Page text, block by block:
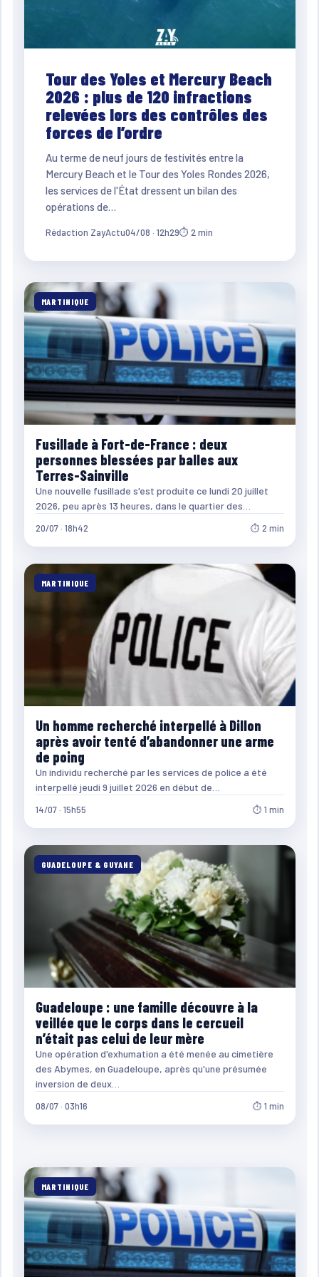
Tour des Yoles et Mercury Beach
2026 : plus de 120 infractions
relevées lors des contrôles des
forces de l’ordre
Au terme de neuf jours de festivités entre la
Mercury Beach et le Tour des Yoles Rondes 2026,
les services de l'État dressent un bilan des
opérations de…
Rédaction ZayActu04/08 · 12h29⏱ 2 min
MARTINIQUE
Fusillade à Fort-de-France : deux
personnes blessées par balles aux
Terres-Sainville
Une nouvelle fusillade s'est produite ce lundi 20 juillet
2026, peu après 13 heures, dans le quartier des…
20/07 · 18h42 ⏱ 2 min
MARTINIQUE
Un homme recherché interpellé à Dillon
après avoir tenté d’abandonner une arme
de poing
Un individu recherché par les services de police a été
interpellé jeudi 9 juillet 2026 en début de…
14/07 · 15h55 ⏱ 1 min
GUADELOUPE & GUYANE
Guadeloupe : une famille découvre à la
veillée que le corps dans le cercueil
n’était pas celui de leur mère
Une opération d'exhumation a été menée au cimetière
des Abymes, en Guadeloupe, après qu'une présumée
inversion de deux…
08/07 · 03h16 ⏱ 1 min
MARTINIQUE